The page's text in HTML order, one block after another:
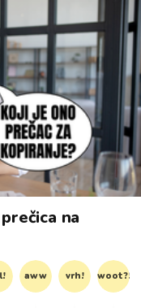
na
aww vrh! woot?!